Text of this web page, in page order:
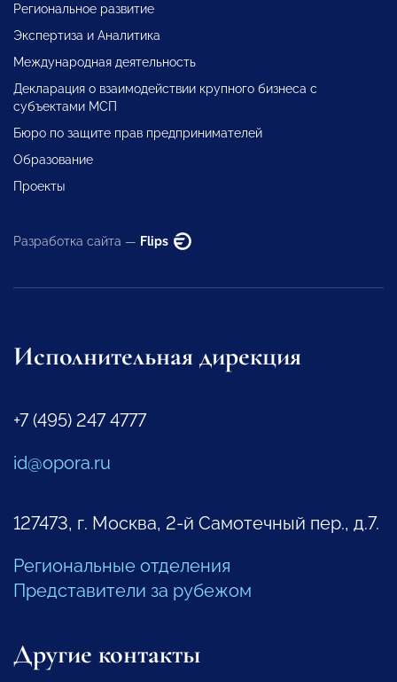
Региональное развитие
Экспертиза и Аналитика
Международная деятельность
Декларация о взаимодействии крупного бизнеса с
субъектами МСП
Бюро по защите прав предпринимателей
Образование
Проекты
Разработка сайта — Flips
Исполнительная дирекция
+7 (495) 247 4777
id@opora.ru
127473, г. Москва, 2-й Самотечный пер., д.7.
Региональные отделения
Представители за рубежом
Другие контакты